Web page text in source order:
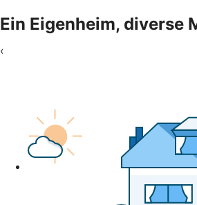
Ein Eigenheim, diverse
‹